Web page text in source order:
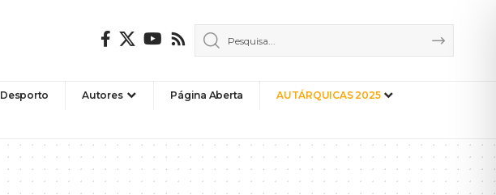
Desporto Autores Página Aberta AUTÁRQUICAS 2025